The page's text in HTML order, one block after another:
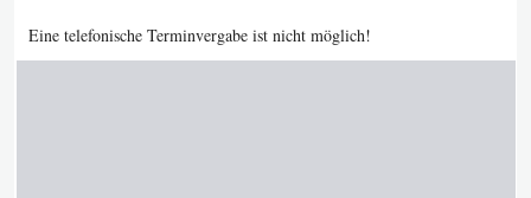
Eine telefonische Terminvergabe ist nicht möglich!